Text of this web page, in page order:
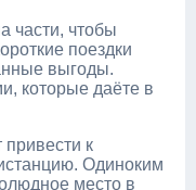
части, чтобы
поездки
выгоды.
которые даёте в
к
Одиноким
место в